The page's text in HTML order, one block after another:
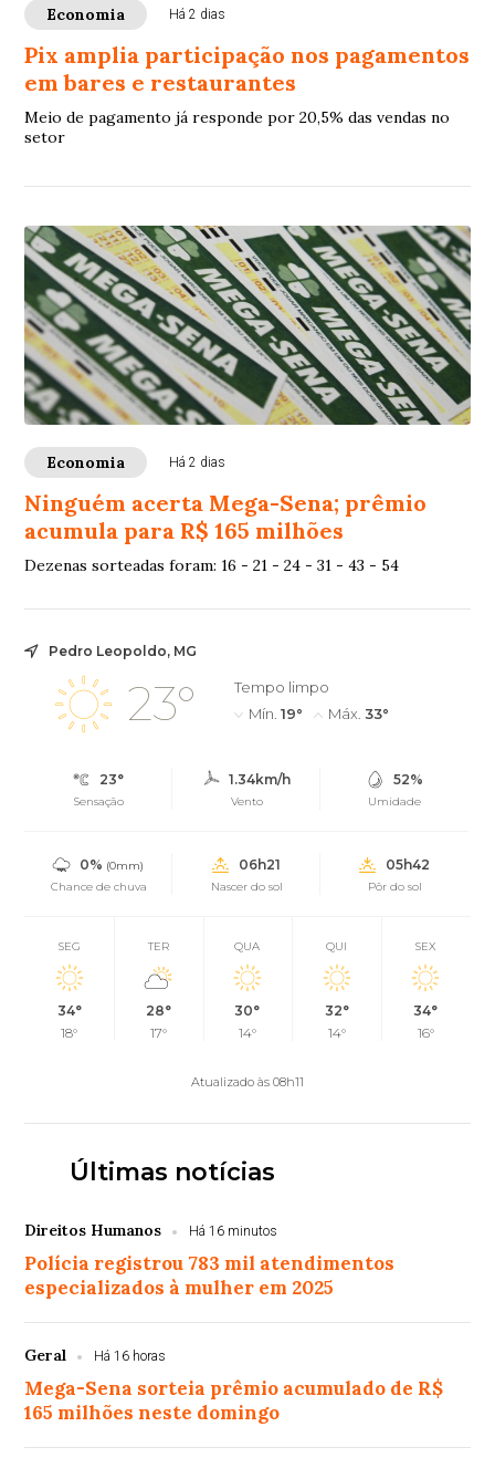
Economia Há 2 dias
Pix amplia participação nos pagamentos
em bares e restaurantes
Meio de pagamento já responde por 20,5% das vendas no
setor
Economia Há 2 dias
Ninguém acerta Mega-Sena; prêmio
acumula para R$ 165 milhões
Dezenas sorteadas foram: 16 - 21 - 24 - 31 - 43 - 54
Pedro Leopoldo, MG
23°
Tempo limpo
Mín. 19° Máx. 33°
23°
Sensação
1.34km/h
Vento
52%
Umidade
0% (0mm)
Chance de chuva
06h21
Nascer do sol
05h42
Pôr do sol
SEG
34°
18°
TER
28°
17°
QUA
30°
14°
QUI
32°
14°
SEX
34°
16°
Atualizado às 08h11
Últimas notícias
Direitos Humanos Há 16 minutos
Polícia registrou 783 mil atendimentos
especializados à mulher em 2025
Geral Há 16 horas
Mega-Sena sorteia prêmio acumulado de R$
165 milhões neste domingo